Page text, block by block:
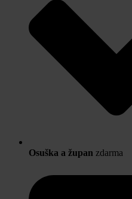
Osuška a župan zdarma